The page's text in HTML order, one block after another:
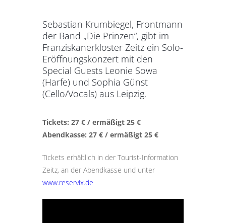
Sebastian Krumbiegel, Frontmann
der Band „Die Prinzen“, gibt im
Franziskanerkloster Zeitz ein Solo-
Eröffnungskonzert mit den
Special Guests Leonie Sowa
(Harfe) und Sophia Günst
(Cello/Vocals) aus Leipzig.
Tickets: 27 € / ermäßigt 25 €
Abendkasse: 27 € / ermäßigt 25 €
Tickets erhältlich in der Tourist-Information
Zeitz, an der Abendkasse und unter
www.reservix.de